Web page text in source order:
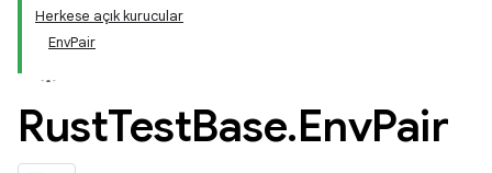
Herkese açık kurucular
EnvPair
RustTestBase.EnvPair